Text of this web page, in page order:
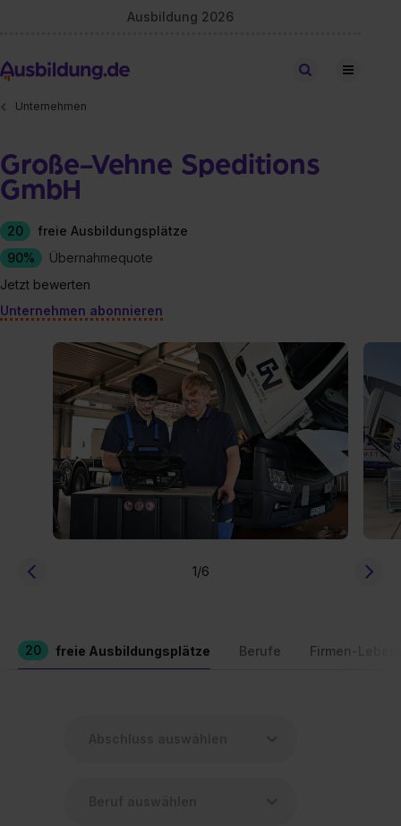
Ausbildung 2026
Stellen finden
Unternehmen
Große-Vehne Speditions
GmbH
20
freie Ausbildungsplätze
90%
Übernahmequote
Jetzt bewerten
Unternehmen abonnieren
1/6
20 freie Ausbildungsplätze Berufe Firmen-